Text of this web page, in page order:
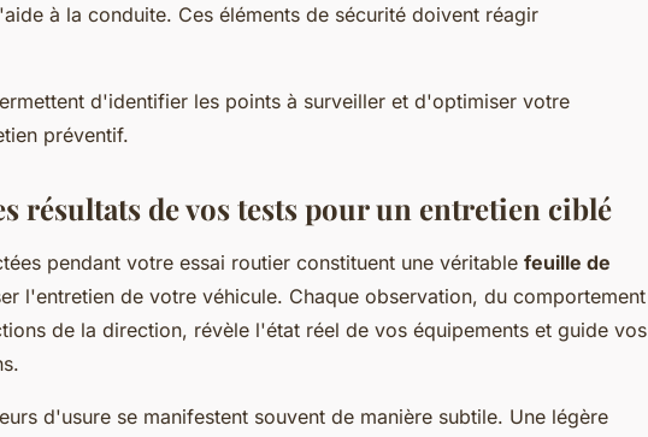
à la conduite. Ces éléments de sécurité doivent réagir
d'identifier les points à surveiller et d'optimiser votre
préventif.
résultats de vos tests pour un entretien ciblé
pendant votre essai routier constituent une véritable feuille de
l'entretien de votre véhicule. Chaque observation, du comportement
de la direction, révèle l'état réel de vos équipements et guide vos
d'usure se manifestent souvent de manière subtile. Une légère